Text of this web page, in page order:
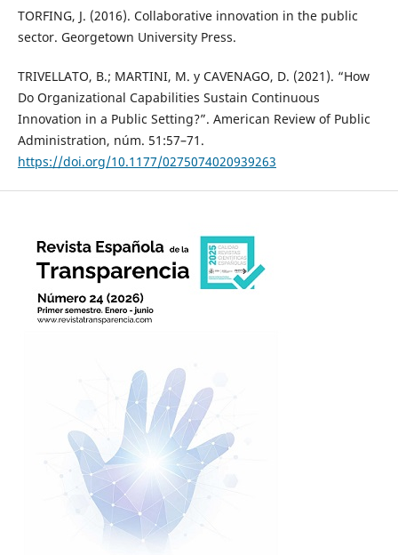
TORFING, J. (2016). Collaborative innovation in the public
sector. Georgetown University Press.
TRIVELLATO, B.; MARTINI, M. y CAVENAGO, D. (2021). “How
Do Organizational Capabilities Sustain Continuous
Innovation in a Public Setting?”. American Review of Public
Administration, núm. 51:57–71.
https://doi.org/10.1177/0275074020939263